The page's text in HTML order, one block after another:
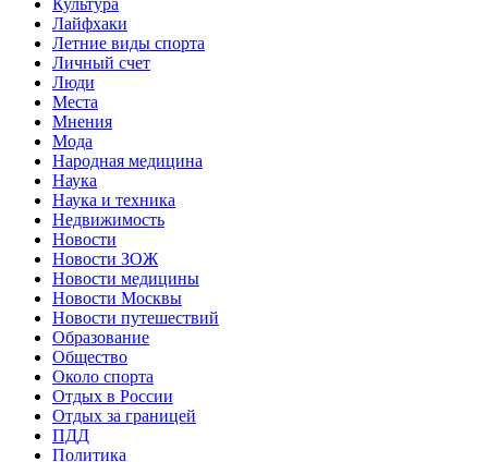
Лайфхаки
Летние виды спорта
Личный счет
Люди
Места
Мнения
Мода
Народная медицина
Наука
Наука и техника
Недвижимость
Новости
Новости ЗОЖ
Новости медицины
Новости Москвы
Новости путешествий
Образование
Общество
Около спорта
Отдых в России
Отдых за границей
ПДД
Политика